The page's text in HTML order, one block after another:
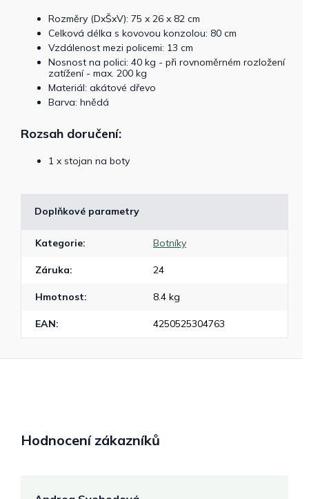
Rozměry (DxŠxV): 75 x 26 x 82 cm
Celková délka s kovovou konzolou: 80 cm
Vzdálenost mezi policemi: 13 cm
Nosnost na polici: 40 kg - při rovnoměrném rozložení
zatížení - max. 200 kg
Materiál: akátové dřevo
Barva: hnědá
Rozsah doručení:
1 x stojan na boty
Doplňkové parametry
Kategorie: Botníky
Záruka: 24
Hmotnost: 8.4 kg
EAN: 4250525304763
Hodnocení zákazníků